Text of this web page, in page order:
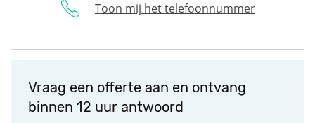
Toon mij het telefoonnummer
Vraag een offerte aan en ontvang
binnen 12 uur antwoord